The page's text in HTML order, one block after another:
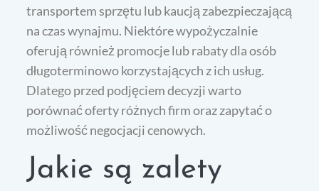
transportem sprzętu lub kaucją zabezpieczającą
na czas wynajmu. Niektóre wypożyczalnie
oferują również promocje lub rabaty dla osób
długoterminowo korzystających z ich usług.
Dlatego przed podjęciem decyzji warto
porównać oferty różnych firm oraz zapytać o
możliwość negocjacji cenowych.
Jakie są zalety